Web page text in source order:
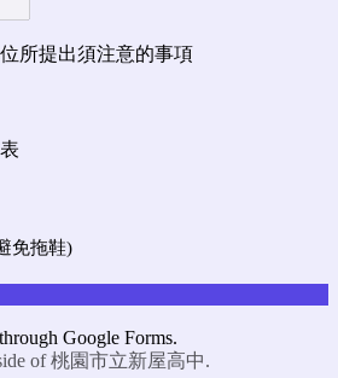
所提出須注意的事項
免拖鞋)
Google Forms.
of 桃園市立新屋高中.